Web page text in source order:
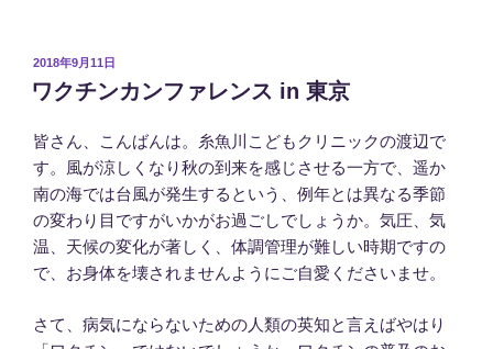
投
稿
日:
2018年9月11日
ワクチンカンファレンス in 東京
皆さん、こんばんは。糸魚川こどもクリニックの渡辺で
す。風が涼しくなり秋の到来を感じさせる一方で、遥か
南の海では台風が発生するという、例年とは異なる季節
の変わり目ですがいかがお過ごしでしょうか。気圧、気
温、天候の変化が著しく、体調管理が難しい時期ですの
で、お身体を壊されませんようにご自愛くださいませ。
さて、病気にならないための人類の英知と言えばやはり